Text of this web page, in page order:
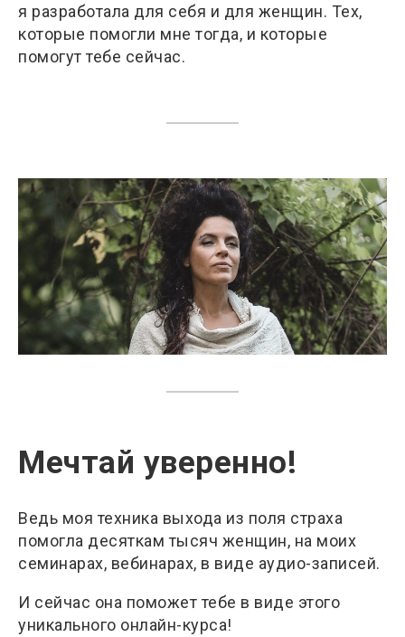
я разработала для себя и для женщин. Тех,
которые помогли мне тогда, и которые
помогут тебе сейчас.
Мечтай уверенно!
Ведь моя техника выхода из поля страха
помогла десяткам тысяч женщин, на моих
семинарах, вебинарах, в виде аудио-записей.
И сейчас она поможет тебе в виде этого
уникального онлайн-курса!